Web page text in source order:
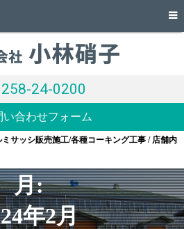
24-0200
い合わせフォーム
サッシ販売施工/各種コーキング工事 / 店舗内
月:
年2月